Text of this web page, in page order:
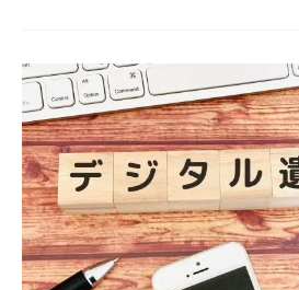
故
人
の
ス
マ
ホ
ロ
ッ
ク
が
解